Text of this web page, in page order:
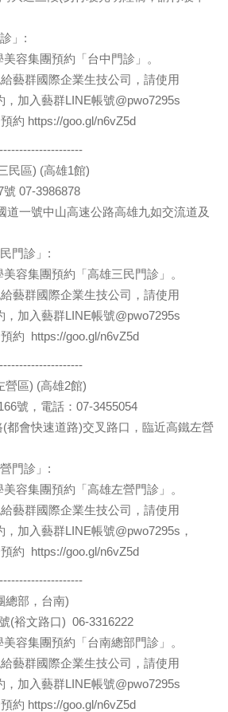
」:
容集團預約「台中門診」。
藝群國際企業生技公司，請使用
，加入藝群LINE帳號@pwo7295s
約 https://goo.gl/n6vZ5d
民區) (高雄1館)
07-3986878
道一號中山高速公路高雄九如交流道及
門診」:
容集團預約「高雄三民門診」。
藝群國際企業生技公司，請使用
，加入藝群LINE帳號@pwo7295s
約 https://goo.gl/n6vZ5d
營區) (高雄2館)
號，電話：07-3455054
都會快速道路)交叉路口，臨近高鐵左營
門診」:
容集團預約「高雄左營門診」。
藝群國際企業生技公司，請使用
加入藝群LINE帳號@pwo7295s，
約 https://goo.gl/n6vZ5d
總部，台南)
(裕文路口) 06-3316222
容集團預約「台南總部門診」。
藝群國際企業生技公司，請使用
，加入藝群LINE帳號@pwo7295s
約 https://goo.gl/n6vZ5d